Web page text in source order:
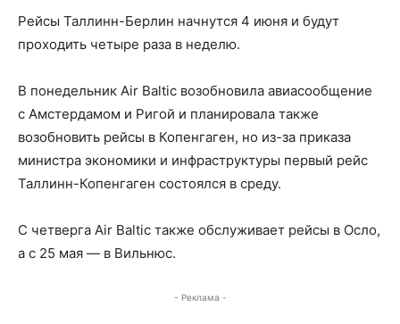
Рейсы Таллинн-Берлин начнутся 4 июня и будут
проходить четыре раза в неделю.
В понедельник Air Baltic возобновила авиасообщение
с Амстердамом и Ригой и планировала также
возобновить рейсы в Копенгаген, но из-за приказа
министра экономики и инфраструктуры первый рейс
Таллинн-Копенгаген состоялся в среду.
С четверга Air Baltic также обслуживает рейсы в Осло,
а с 25 мая — в Вильнюс.
- Реклама -